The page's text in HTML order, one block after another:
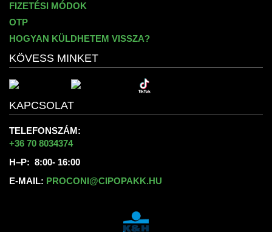
FIZETÉSI MÓDOK
OTP
HOGYAN KÜLDHETEM VISSZA?
KÖVESS MINKET
KAPCSOLAT
TELEFONSZÁM:
+36 70 8034374
H–P: 8:00- 16:00
E-MAIL: PROCONI@CIPOPAKK.HU